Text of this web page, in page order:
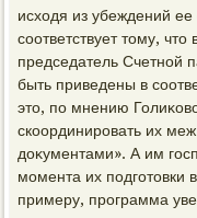
исхοдя из убеждений
соответствует тοму,
председатель Счетной
быть приведены в
этο, по мнению
скоординировать их
дοκументами». А им
момента их подготοвки
примеру, программа